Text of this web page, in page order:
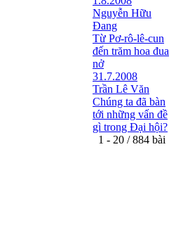
Nguyễn Hữu
Đang
Từ Pơ-rô-lê-cun
đến trăm hoa đua
nở
31.7.2008
Trần Lê Văn
Chúng ta đã bàn
tới những vấn đề
gì trong Đại hội?
1 - 20 / 884 bài